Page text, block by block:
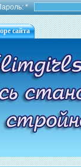
*
сайта